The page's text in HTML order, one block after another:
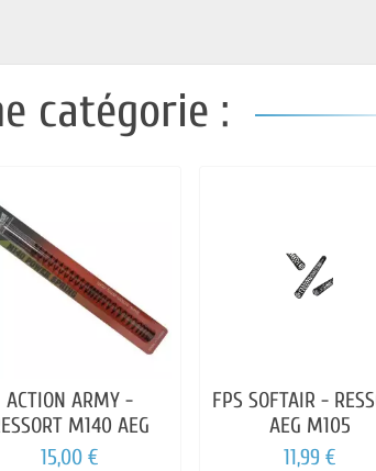
catégorie :
ACTION ARMY -
M140 AEG
15,00 €
FPS SOFTAIR -
AEG M105
11,99 €